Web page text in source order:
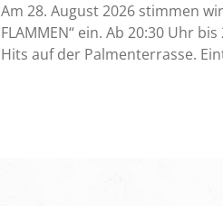
Am 28. August 2026 stimmen
FLAMMEN“ ein. Ab 20:30 Uhr
Hits auf der Palmenterrasse.